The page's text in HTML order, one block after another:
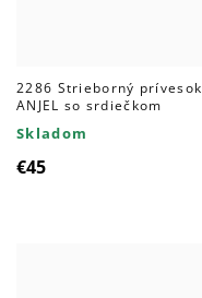
2286 Strieborný prívesok
ANJEL so srdiečkom
Skladom
€45